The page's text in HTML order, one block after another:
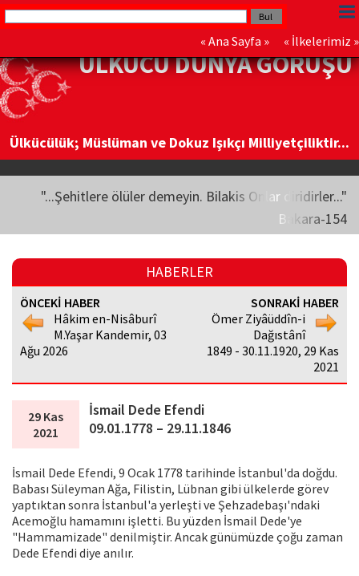
« Ana Sayfa » « İlkelerimiz »
ÜLKÜCÜ DÜNYA GÖRÜŞÜ
Ülkücülük; Müslüman ve Dokuz Işıkçı Milliyetçiliktir...
"...Şehitlere ölüler demeyin. Bilakis Onlar diridirler..."
Bakara-154
HABERLER
ÖNCEKİ HABER
Hâkim en-Nisâburî
M.Yaşar Kandemir, 03
Ağu 2026
SONRAKİ HABER
Ömer Ziyâüddîn-i
Dağıstânî
1849 - 30.11.1920, 29 Kas
2021
29 Kas
2021
İsmail Dede Efendi
09.01.1778 – 29.11.1846
İsmail Dede Efendi, 9 Ocak 1778 tarihinde İstanbul'da doğdu.
Babası Süleyman Ağa, Filistin, Lübnan gibi ülkelerde görev
yaptıktan sonra İstanbul'a yerleşti ve Şehzadebaşı'ndaki
Acemoğlu hamamını işletti. Bu yüzden İsmail Dede'ye
"Hammamizade" denilmiştir. Ancak günümüzde çoğu zaman
Dede Efendi diye anılır.